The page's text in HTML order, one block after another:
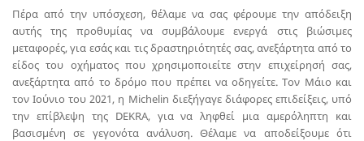
Πέρα από την υπόσχεση, θέλαμε να σας φέρουμε την απόδειξη
αυτής της προθυμίας να συμβάλουμε ενεργά στις βιώσιμες
μεταφορές, για εσάς και τις δραστηριότητές σας, ανεξάρτητα από το
είδος του οχήματος που χρησιμοποιείτε στην επιχείρησή σας,
ανεξάρτητα από το δρόμο που πρέπει να οδηγείτε. Τον Μάιο και
τον Ιούνιο του 2021, η Michelin διεξήγαγε διάφορες επιδείξεις, υπό
την επίβλεψη της DEKRA, για να ληφθεί μια αμερόληπτη και
βασισμένη σε γεγονότα ανάλυση. Θέλαμε να αποδείξουμε ότι